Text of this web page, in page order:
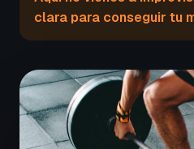
clara para conseguir tu